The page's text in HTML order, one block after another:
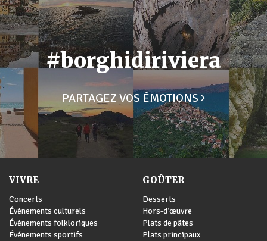
#borghidiriviera
PARTAGEZ VOS ÉMOTIONS
VIVRE
Concerts
Événements culturels
Événements folkloriques
Événements sportifs
GOÛTER
Desserts
Hors-d’œuvre
Plats de pâtes
Plats principaux